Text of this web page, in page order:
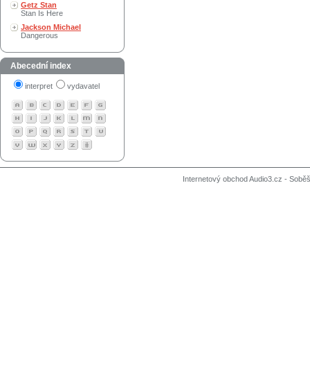
Getz Stan
Stan Is Here
Jackson Michael
Dangerous
Abecední index
interpret vydavatel
Internetový obchod Audio3.cz -